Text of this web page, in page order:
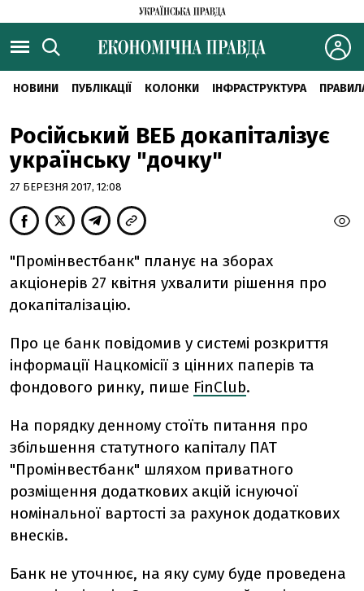
НОВИНИ ПУБЛІКАЦІЇ КОЛОНКИ ІНФРАСТРУКТУРА
Російський ВЕБ докапіталізує
українську "дочку"
27 БЕРЕЗНЯ 2017, 12:08
"Промінвестбанк" планує на зборах
акціонерів 27 квітня ухвалити рішення про
докапіталізацію.
Про це банк повідомив у системі розкриття
інформації Нацкомісії з цінних паперів та
фондового ринку, пише FinClub.
На порядку денному стоїть питання про
збільшення статутного капіталу ПАТ
"Промінвестбанк" шляхом приватного
розміщення додаткових акцій існуючої
номінальної вартості за рахунок додаткових
внесків.
Банк не уточнює, на яку суму буде проведена